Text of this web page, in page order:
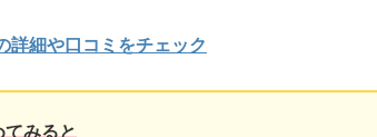
細や口コミをチェック
てみると